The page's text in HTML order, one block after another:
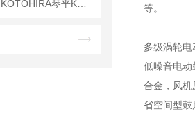
等。
多级涡轮电
低噪音电
合金，风机
省空间型鼓